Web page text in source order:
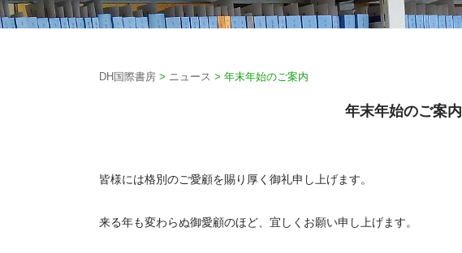
DH国際書房 > ニュース > 年末年始のご案内
年末年始のご案内
皆様には格別のご愛顧を賜り厚く御礼申し上げます。
来る年も変わらぬ御愛顧のほど、宜しくお願い申し上げます。